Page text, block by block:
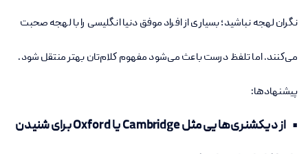
نگران لهجه نباشید؛ بسیاری از افراد موفق دنیا انگلیسی را با لهجه صحبت
می‌کنند. اما تلفظ درست باعث می‌شود مفهوم کلام‌تان بهتر منتقل شود.
پیشنهادها:
• از دیکشنری‌هایی مثل Cambridge یا Oxford برای شنیدن